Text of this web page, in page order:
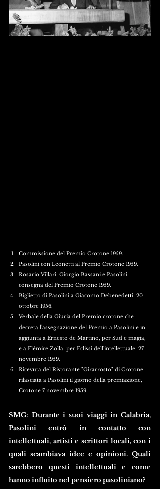
Commissione del Premio Crotone 1959.
Pasolini con Leonetti al Premio Crotone 1959.
Rosario Villari, Giorgio Bassani e Pasolini,
consegna del Premio Crotone 1959.
Biglietto di Pasolini a Giacomo Debenedetti, 20
ottobre 1956.
Verbale della Giuria del Premio crotone che
decreta l'assegnazione del Premio a Pasolini e in
aggiunta a Ernesto de Martino, per Sud e magia,
e a Elémire Zolla, per Eclissi dell'intellettuale, 27
novembre 1959.
Ricevuta del Ristorante "Girarrosto" di Crotone
rilasciata a Pasolini il giorno della premiazione,
Crotone 7 novembre 1959.
SMG: Durante i suoi viaggi in Calabria,
Pasolini entrò in contatto con
intellettuali, artisti e scrittori locali, con i
quali scambiava idee e opinioni. Quali
sarebbero questi intellettuali e come
hanno influito nel pensiero pasoliniano?